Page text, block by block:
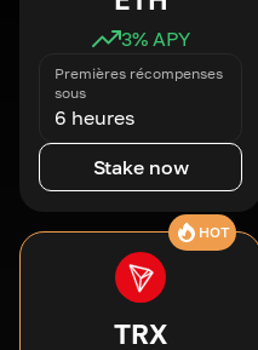
3% APY
Premières récompenses
sous
6 heures
Stake now
HOT
TRX